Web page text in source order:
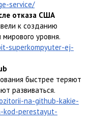
service/
отказа США
к созданию
уровня.
superkompyuter-ej-
быстрее теряют
развиваться.
na-github-kakie-
kod-perestayut-